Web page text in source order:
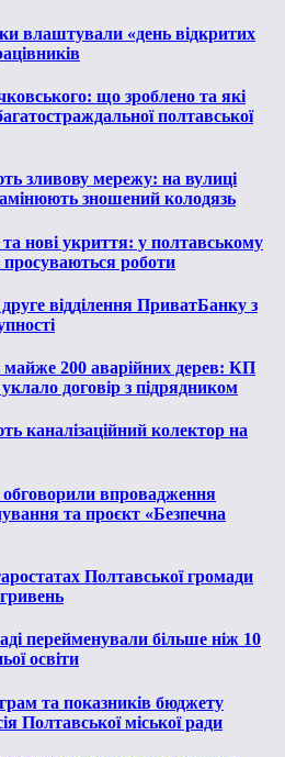
влаштували «день відкритих
що зроблено та які
полтавської
зливову мережу: на вулиці
зношений колодязь
нові укриття: у полтавському
просуваються роботи
відділення ПриватБанку з
200 аварійних дерев: КП
договір з підрядником
каналізаційний колектор на
впровадження
та проєкт «Безпечна
Полтавської громади
перейменували більше ніж 10
освіти
та показників бюджету
Полтавської міської ради